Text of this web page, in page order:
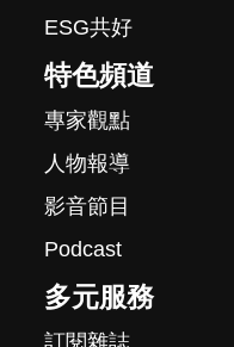
ESG共好
特色頻道
專家觀點
人物報導
影音節目
Podcast
多元服務
訂閱雜誌